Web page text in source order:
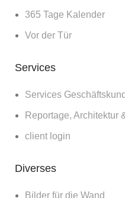
365 Tage Kalender
Vor der Tür
Services
Services
Reportage, Architektur
client login
Diverses
Bilder für die Wand